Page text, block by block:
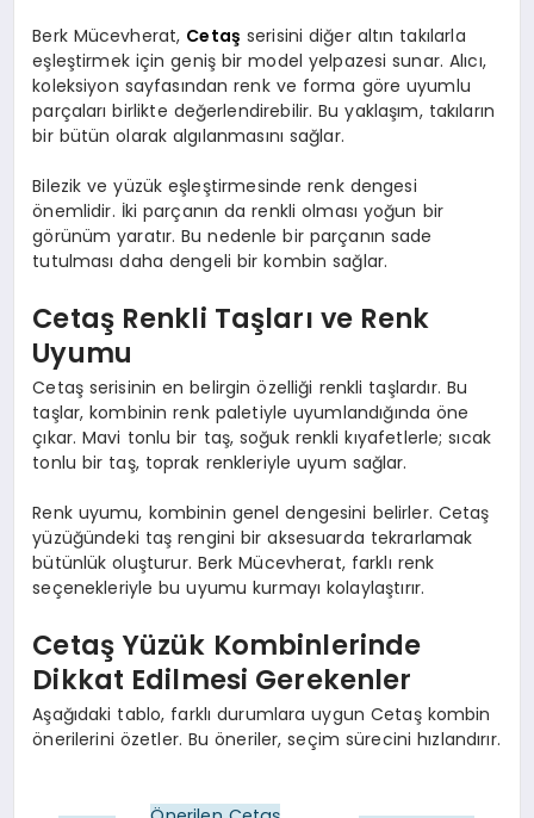
Berk Mücevherat, Cetaş serisini diğer altın takılarla
eşleştirmek için geniş bir model yelpazesi sunar. Alıcı,
koleksiyon sayfasından renk ve forma göre uyumlu
parçaları birlikte değerlendirebilir. Bu yaklaşım, takıların
bir bütün olarak algılanmasını sağlar.
Bilezik ve yüzük eşleştirmesinde renk dengesi
önemlidir. İki parçanın da renkli olması yoğun bir
görünüm yaratır. Bu nedenle bir parçanın sade
tutulması daha dengeli bir kombin sağlar.
Cetaş Renkli Taşları ve Renk
Uyumu
Cetaş serisinin en belirgin özelliği renkli taşlardır. Bu
taşlar, kombinin renk paletiyle uyumlandığında öne
çıkar. Mavi tonlu bir taş, soğuk renkli kıyafetlerle; sıcak
tonlu bir taş, toprak renkleriyle uyum sağlar.
Renk uyumu, kombinin genel dengesini belirler. Cetaş
yüzüğündeki taş rengini bir aksesuarda tekrarlamak
bütünlük oluşturur. Berk Mücevherat, farklı renk
seçenekleriyle bu uyumu kurmayı kolaylaştırır.
Cetaş Yüzük Kombinlerinde
Dikkat Edilmesi Gerekenler
Aşağıdaki tablo, farklı durumlara uygun Cetaş kombin
önerilerini özetler. Bu öneriler, seçim sürecini hızlandırır.